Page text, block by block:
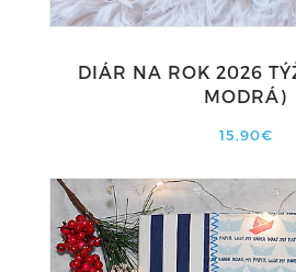
DIÁR NA ROK 2026
MODRÁ)
15,90€